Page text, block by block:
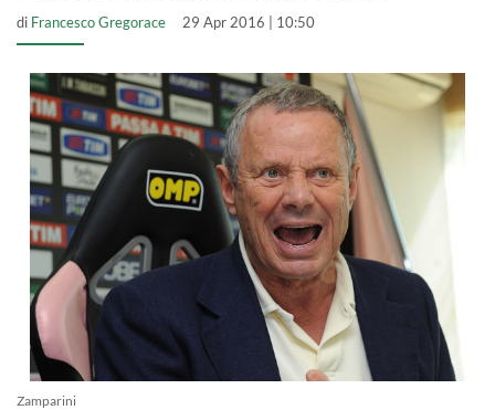
di Francesco Gregorace 29 Apr 2016 | 10:50
Zamparini